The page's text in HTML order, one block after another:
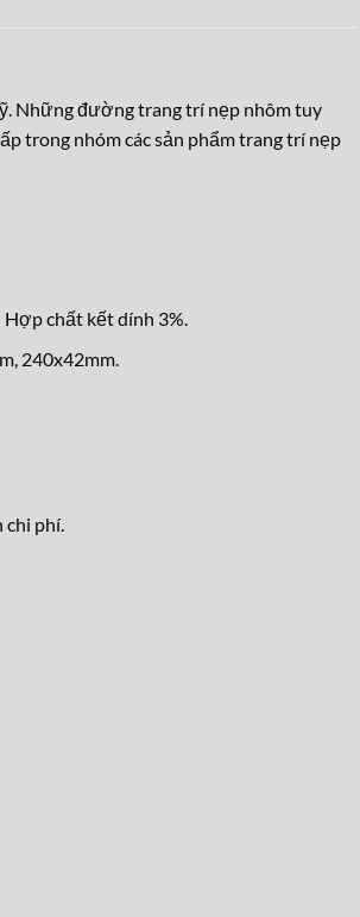
Những đường trang trí nẹp nhôm tuy
trong nhóm các sản phẩm trang trí nẹp
chất kết dính 3%.
240x42mm.
phí.